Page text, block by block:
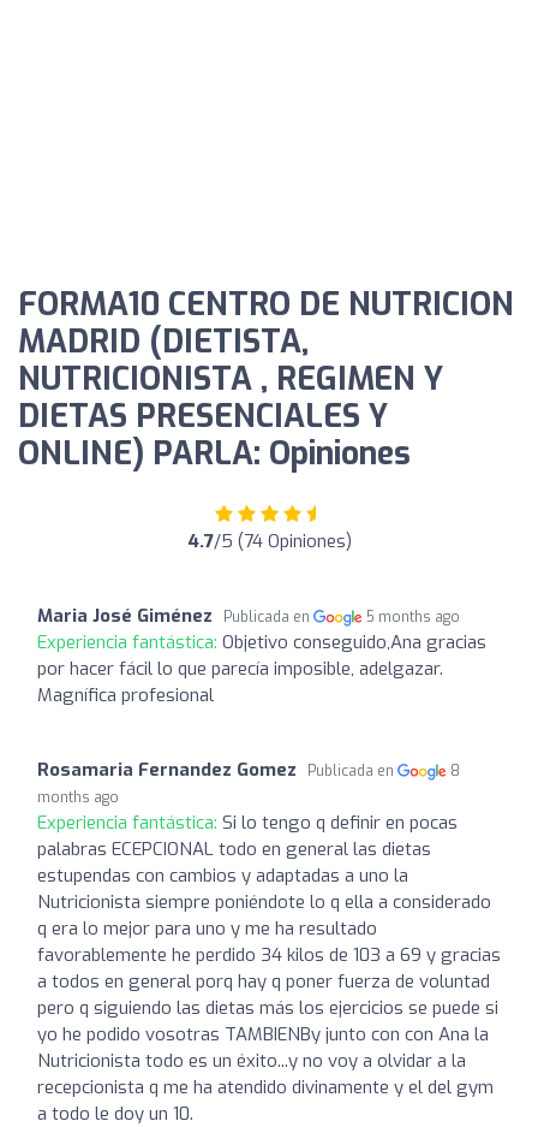
FORMA10 CENTRO DE NUTRICION
MADRID (DIETISTA,
NUTRICIONISTA , REGIMEN Y
DIETAS PRESENCIALES Y
ONLINE) PARLA: Opiniones
4.7/5 (74 Opiniones)
Maria José Giménez Publicada en 5 months ago
Experiencia fantástica: Objetivo conseguido,Ana gracias
por hacer fácil lo que parecía imposible, adelgazar.
Magnífica profesional
Rosamaria Fernandez Gomez Publicada en
8
months ago
Experiencia fantástica: Si lo tengo q definir en pocas
palabras ECEPCIONAL todo en general las dietas
estupendas con cambios y adaptadas a uno la
Nutricionista siempre poniéndote lo q ella a considerado
q era lo mejor para uno y me ha resultado
favorablemente he perdido 34 kilos de 103 a 69 y gracias
a todos en general porq hay q poner fuerza de voluntad
pero q siguiendo las dietas más los ejercicios se puede si
yo he podido vosotras TAMBIENBy junto con con Ana la
Nutricionista todo es un éxito...y no voy a olvidar a la
recepcionista q me ha atendido divinamente y el del gym
a todo le doy un 10.